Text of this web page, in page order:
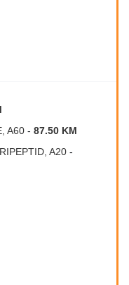
A60 - 87.50 KM
A20 -